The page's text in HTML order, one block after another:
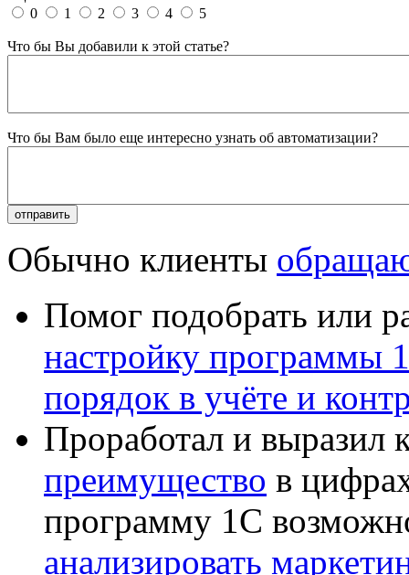
0
1 2 3 4 5
Что бы Вы добавили к этой статье?
Что бы Вам было еще интересно узнать об автоматизации?
Обычно клиенты
Помог подобрать или
настройку программы
порядок в учёте и
Проработал и выразил
преимущество в
программу 1С
анализировать